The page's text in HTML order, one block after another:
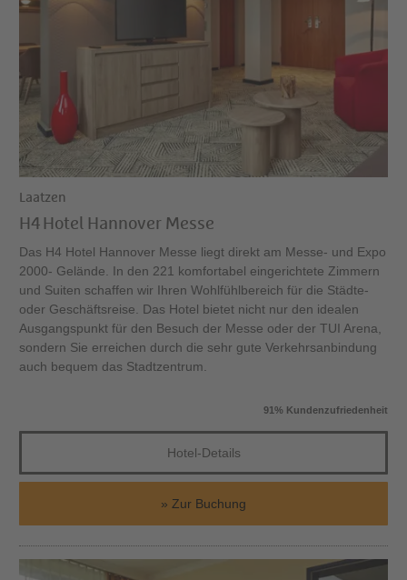
Laatzen
H4 Hotel Hannover Messe
Das H4 Hotel Hannover Messe liegt direkt am Messe- und Expo
2000- Gelände. In den 221 komfortabel eingerichtete Zimmern
und Suiten schaffen wir Ihren Wohlfühlbereich für die Städte-
oder Geschäftsreise. Das Hotel bietet nicht nur den idealen
Ausgangspunkt für den Besuch der Messe oder der TUI Arena,
sondern Sie erreichen durch die sehr gute Verkehrsanbindung
auch bequem das Stadtzentrum.
91% Kundenzufriedenheit
Hotel-Details
Zur Buchung